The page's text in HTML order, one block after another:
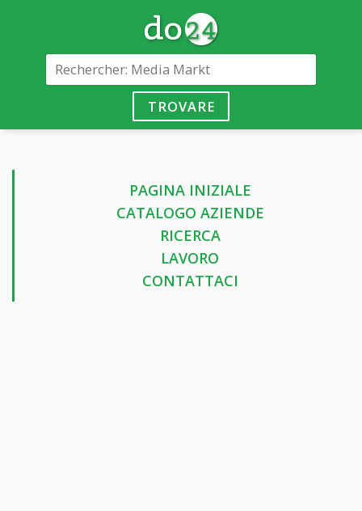
TROVARE
PAGINA INIZIALE
CATALOGO AZIENDE
RICERCA
LAVORO
CONTATTACI